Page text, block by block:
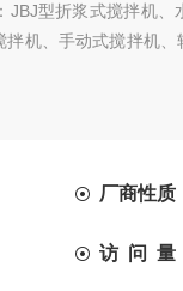
JBJ型折浆式搅拌机
机、手动式搅拌机
厂商性质
访 问 量